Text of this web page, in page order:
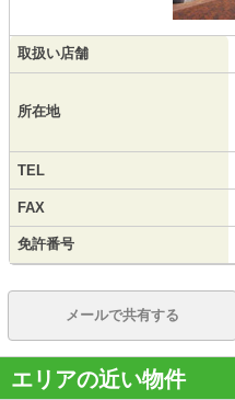
取扱い店舗
所在地
TEL
FAX
免許番号
メールで共有する
エリアの近い物件